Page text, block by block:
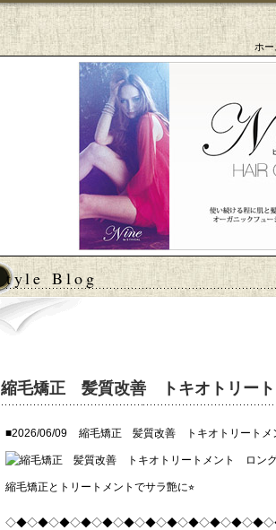
ホー
Style Blog
縮毛矯正 髪質改善 トキオトリー
■2026/06/09 縮毛矯正 髪質改善 トキオトリート
縮毛矯正とトリートメントでサラ艶に⭐︎